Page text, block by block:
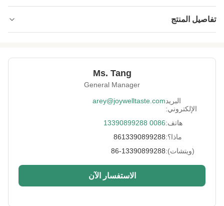
تفاصيل المنتج
BRC، HACCP، HALAL، كوشير
Sample: مجانا داخل 2 كجم
التعبئة السائبة ، وتعبئة التجزئة ، جرة الحيوانات
Lead Time: ضمن 25 يوم عمل
Falvor:
الخنزير المقدد
Ms. Tang
General Manager
البريد
الإلكتروني:
arey@joywelltaste.com
هاتف:0086 13390899288
ماذا؟:8613390899288
(ويتشات):86-13390899288
الاستفسار الآن